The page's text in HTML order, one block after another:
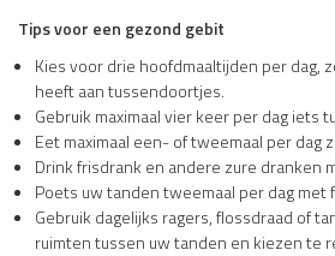
Tips voor een gezond gebit
Kies voor drie hoofdmaaltijden per dag,
heeft aan tussendoortjes.
Gebruik maximaal vier keer per dag iets
Eet maximaal een- of tweemaal per dag
Drink frisdrank en andere zure dranken
Poets uw tanden tweemaal per dag met
Gebruik dagelijks ragers, flossdraad of
ruimten tussen uw tanden en kiezen te